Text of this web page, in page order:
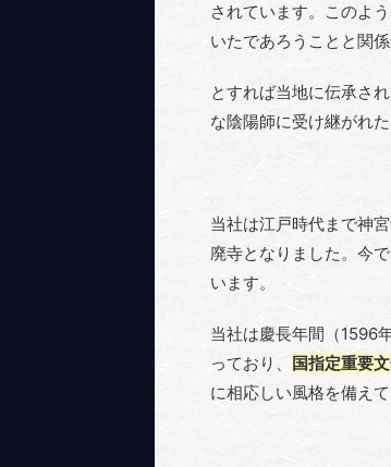
されています。このよ
いたであろうことと関
とすれば当地に伝承さ
な陰陽師に受け継がれ
当社は江戸時代まで神
廃寺となりました。今
います。
当社は慶長年間（1596
っており、 国指定重要
に相応しい風格を備えて